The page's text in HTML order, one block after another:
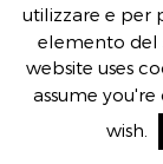
utilizzare e per
elemento del
website uses
assume
wish.